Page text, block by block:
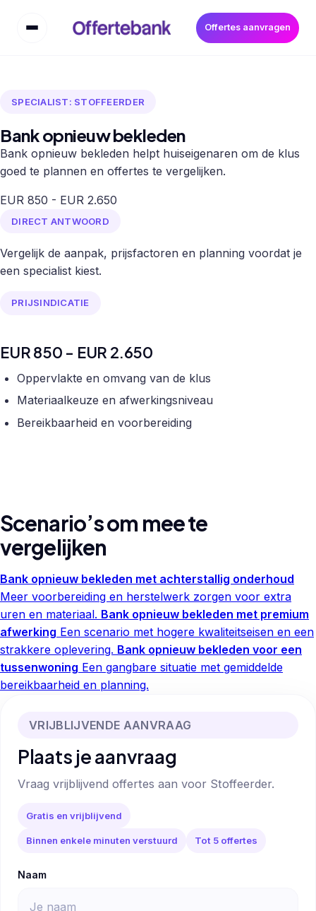
Offertes aanvragen
SPECIALIST: STOFFEERDER
Bank opnieuw bekleden
Bank opnieuw bekleden helpt huiseigenaren om de klus
goed te plannen en offertes te vergelijken.
EUR 850 - EUR 2.650
DIRECT ANTWOORD
Vergelijk de aanpak, prijsfactoren en planning voordat je
een specialist kiest.
PRIJSINDICATIE
EUR 850 - EUR 2.650
Oppervlakte en omvang van de klus
Materiaalkeuze en afwerkingsniveau
Bereikbaarheid en voorbereiding
Scenario’s om mee te
vergelijken
Bank opnieuw bekleden met achterstallig onderhoud
Meer voorbereiding en herstelwerk zorgen voor extra
uren en materiaal. Bank opnieuw bekleden met premium
afwerking Een scenario met hogere kwaliteitseisen en een
strakkere oplevering. Bank opnieuw bekleden voor een
tussenwoning Een gangbare situatie met gemiddelde
bereikbaarheid en planning.
VRIJBLIJVENDE AANVRAAG
Plaats je aanvraag
Vraag vrijblijvend offertes aan voor Stoffeerder.
Gratis en vrijblijvend
Binnen enkele minuten verstuurd Tot 5 offertes
Naam